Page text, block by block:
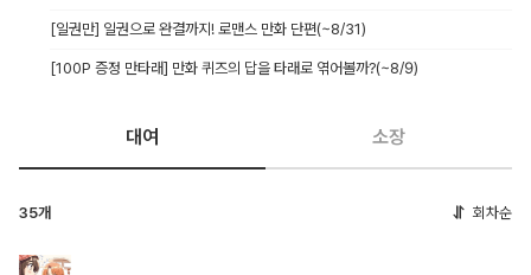
[일권만] 일권으로 완결까지! 로맨스 만화 단편(~8/31)
[100P 증정 만타래] 만화 퀴즈의 답을 타래로 엮어볼까?(~8/9)
대여 소장
35개 회차순